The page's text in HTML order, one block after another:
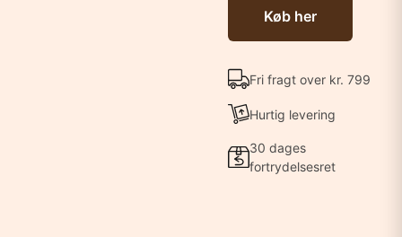
Køb her
Fri fragt over kr. 799
Hurtig levering
30 dages
fortrydelsesret